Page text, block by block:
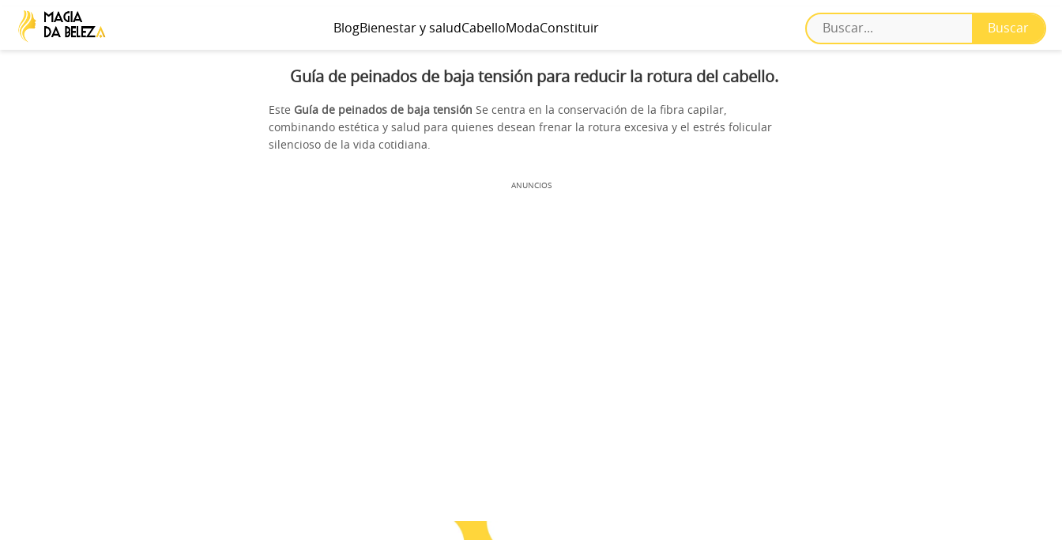
BlogBienestar y saludCabelloModaConstituir
Guía de peinados de baja tensión para reducir la rotura del cabello.
Este Guía de peinados de baja tensión Se centra en la conservación de la fibra capilar,
combinando estética y salud para quienes desean frenar la rotura excesiva y el estrés folicular
silencioso de la vida cotidiana.
ANUNCIOS